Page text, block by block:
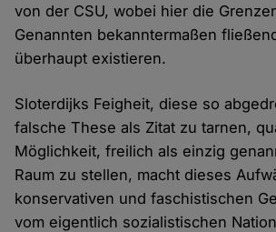
von der CSU, wobei hier die
Genannten bekanntermaßen
überhaupt existieren.
Sloterdijks Feigheit, diese so
falsche These als Zitat zu tarnen,
Möglichkeit, freilich als einzig
Raum zu stellen, macht dieses
konservativen und faschistischen
vom eigentlich sozialistischen